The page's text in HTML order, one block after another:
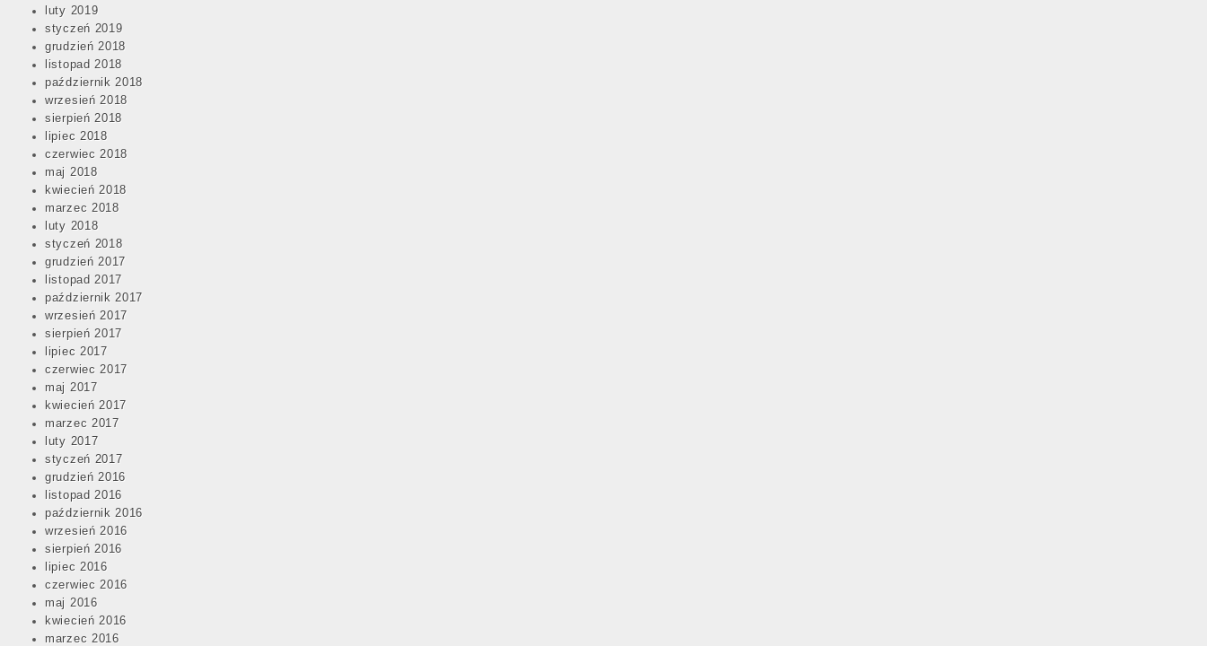
luty 2019
styczeń 2019
grudzień 2018
listopad 2018
październik 2018
wrzesień 2018
sierpień 2018
lipiec 2018
czerwiec 2018
maj 2018
kwiecień 2018
marzec 2018
luty 2018
styczeń 2018
grudzień 2017
listopad 2017
październik 2017
wrzesień 2017
sierpień 2017
lipiec 2017
czerwiec 2017
maj 2017
kwiecień 2017
marzec 2017
luty 2017
styczeń 2017
grudzień 2016
listopad 2016
październik 2016
wrzesień 2016
sierpień 2016
lipiec 2016
czerwiec 2016
maj 2016
kwiecień 2016
marzec 2016